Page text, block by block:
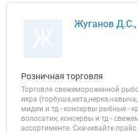
Жуганов
Розничная торговля
Торговля свежемороженной
икра
мидии и тд - консервы рыбные -
волосатик, консервы и тд -
ассортименте. Скачивайте